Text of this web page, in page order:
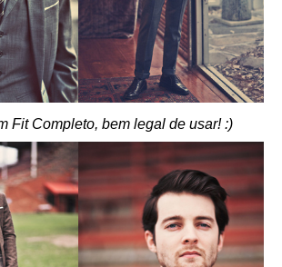
Fit Completo, bem legal de usar! :)